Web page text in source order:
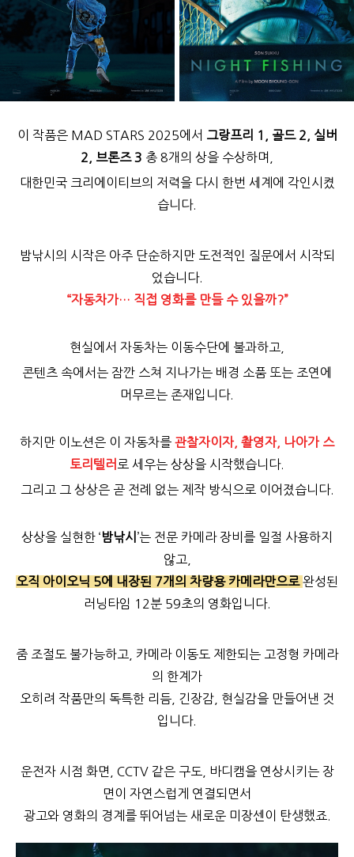
이 작품은 MAD STARS 2025에서 그랑프리 1, 골드 2, 실버
2, 브론즈 3 총 8개의 상을 수상하며,
대한민국 크리에이티브의 저력을 다시 한번 세계에 각인시켰
습니다.
밤낚시의 시작은 아주 단순하지만 도전적인 질문에서 시작되
었습니다.
“자동차가… 직접 영화를 만들 수 있을까?”
현실에서 자동차는 이동수단에 불과하고,
콘텐츠 속에서는 잠깐 스쳐 지나가는 배경 소품 또는 조연에
머무르는 존재입니다.
하지만 이노션은 이 자동차를 관찰자이자, 촬영자, 나아가 스
토리텔러 로 세우는 상상을 시작했습니다.
그리고 그 상상은 곧 전례 없는 제작 방식으로 이어졌습니다.
상상을 실현한 ‘밤낚시 ’는 전문 카메라 장비를 일절 사용하지
않고,
오직 아이오닉 5에 내장된 7개의 차량용 카메라만으로완성된
러닝타임 12분 59초의 영화입니다.
줌 조절도 불가능하고, 카메라 이동도 제한되는 고정형 카메라
의 한계가
오히려 작품만의 독특한 리듬, 긴장감, 현실감을 만들어낸 것
입니다.
운전자 시점 화면, CCTV 같은 구도, 바디캠을 연상시키는 장
면이 자연스럽게 연결되면서
광고와 영화의 경계를 뛰어넘는 새로운 미장센이 탄생했죠.